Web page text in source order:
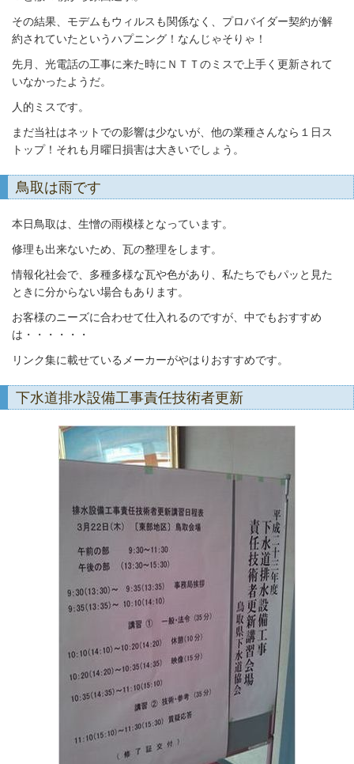
その結果、モデムもウィルスも関係なく、プロバイダー契約が解
約されていた というハプニング！なんじゃそりゃ！
先月、光電話の工事に来た時にＮＴＴのミスで上手く更新されて
いなかったようだ。
人的ミスです。
まだ当社はネットでの影響は少ないが、他の業種さんなら１日ス
トップ！それも月曜日損害は大きいでしょう。
鳥取は雨です
本日鳥取は、生憎の雨模様となっています。
修理も出来ないため、瓦の整理をします。
情報化社会で、多種多様な瓦や色があり、私たちでもパッと見た
ときに分からない場合もあります。
お客様のニーズに合わせて仕入れるのですが、 中でもおすすめ
は・・・・・・
リンク集に載せているメーカーがやはりおすすめです。
下水道排水設備工事責任技術者更新